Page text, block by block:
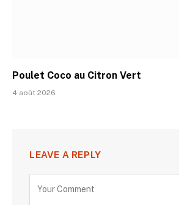
Poulet Coco au Citron Vert
4 août 2026
LEAVE A REPLY